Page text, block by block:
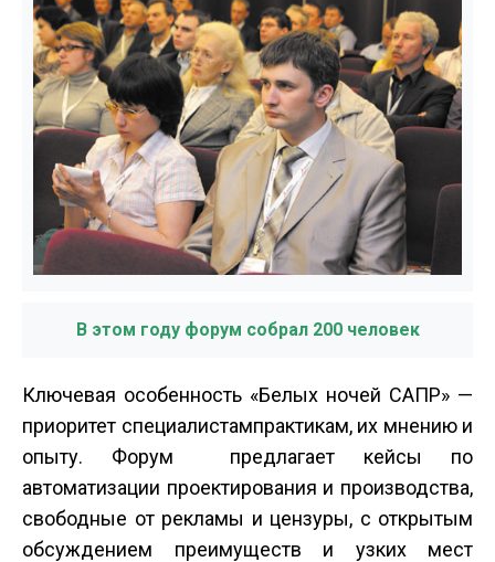
В этом году форум собрал 200 человек
Ключевая особенность «Белых ночей САПР» —
приоритет специалистам­практикам, их мнению и
опыту. Форум предлагает кейсы по
автоматизации проектирования и производства,
свободные от рекламы и цензуры, с открытым
обсуждением преимуществ и узких мест